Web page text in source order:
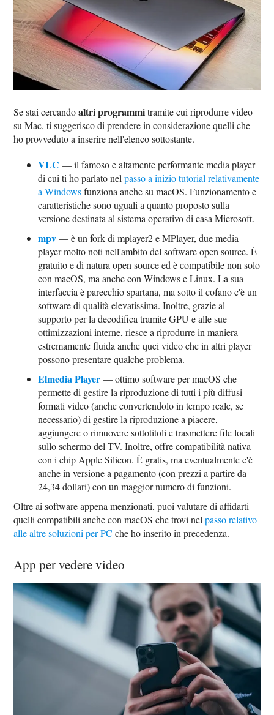
Se stai cercandoaltri programmitramite cui riprodurre video
su Mac, ti suggerisco di prendere in considerazione quelli che
ho provveduto a inserire nell'elenco sottostante.
VLC — il famoso e altamente performante media player
di cui ti ho parlato nelpasso a inizio tutorial relativamente
a Windowsfunziona anche su macOS. Funzionamento e
caratteristiche sono uguali a quanto proposto sulla
versione destinata al sistema operativo di casa Microsoft.
mpv— è un fork di mplayer2 e MPlayer, due media
player molto noti nell'ambito del software open source. È
gratuito e di natura open source ed è compatibile non solo
con macOS, ma anche con Windows e Linux. La sua
interfaccia è parecchio spartana, ma sotto il cofano c'è un
software di qualità elevatissima. Inoltre, grazie al
supporto per la decodifica tramite GPU e alle sue
ottimizzazioni interne, riesce a riprodurre in maniera
estremamente fluida anche quei video che in altri player
possono presentare qualche problema.
Elmedia Player— ottimo software per macOS che
permette di gestire la riproduzione di tutti i più diffusi
formati video (anche convertendolo in tempo reale, se
necessario) di gestire la riproduzione a piacere,
aggiungere o rimuovere sottotitoli e trasmettere file locali
sullo schermo del TV. Inoltre, offre compatibilità nativa
con i chip Apple Silicon. È gratis, ma eventualmente c'è
anche in versione a pagamento (con prezzi a partire da
24,34 dollari) con un maggior numero di funzioni.
Oltre ai software appena menzionati, puoi valutare di affidarti
quelli compatibili anche con macOS che trovi nelpasso relativo
alle altre soluzioni per PC che ho inserito in precedenza.
App per vedere video